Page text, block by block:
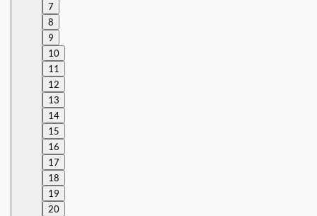
7
8
9
10
11
12
13
14
15
16
17
18
19
20